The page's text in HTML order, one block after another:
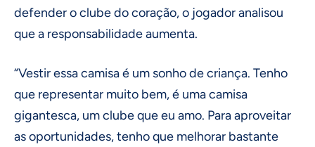
defender o clube do coração, o jogador analisou
que a responsabilidade aumenta.
“Vestir essa camisa é um sonho de criança. Tenho
que representar muito bem, é uma camisa
gigantesca, um clube que eu amo. Para aproveitar
as oportunidades, tenho que melhorar bastante